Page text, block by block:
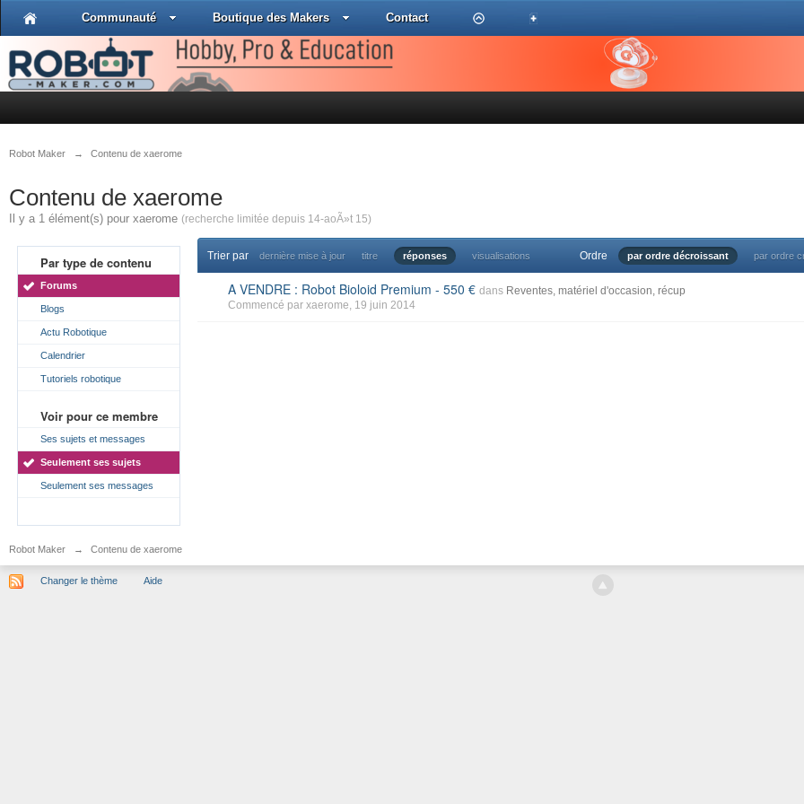
Communauté Boutique des Makers Contact
Robot Maker → Contenu de xaerome
Contenu de xaerome
Il y a 1 élément(s) pour xaerome (recherche limitée depuis 14-aoÃ»t 15)
Par type de contenu
Forums
Blogs
Actu Robotique
Calendrier
Tutoriels robotique
Voir pour ce membre
Ses sujets et messages
Seulement ses sujets
Seulement ses messages
Trier par dernière mise à jour titre réponses visualisations Ordre par ordre décroissant par ordre
A VENDRE : Robot Bioloid Premium - 550 dans Reventes, matériel d'occasion, récup
Commencé par xaerome, 19 juin 2014
Robot Maker → Contenu de xaerome
Changer le thème Aide